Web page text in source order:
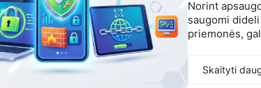
Norint
saugomi
priemonės,
Skaityti